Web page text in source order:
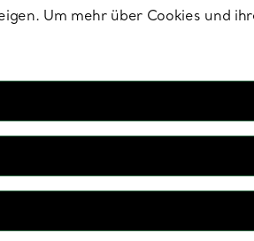
Um mehr über Cookies und